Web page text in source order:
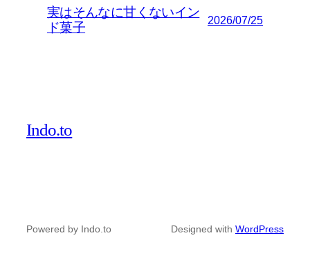
実はそんなに甘くないイン
ド菓子
2026/07/25
Indo.to
Powered by Indo.to Designed with WordPress